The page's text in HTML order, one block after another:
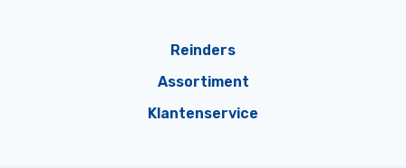
Reinders
Assortiment
Klantenservice